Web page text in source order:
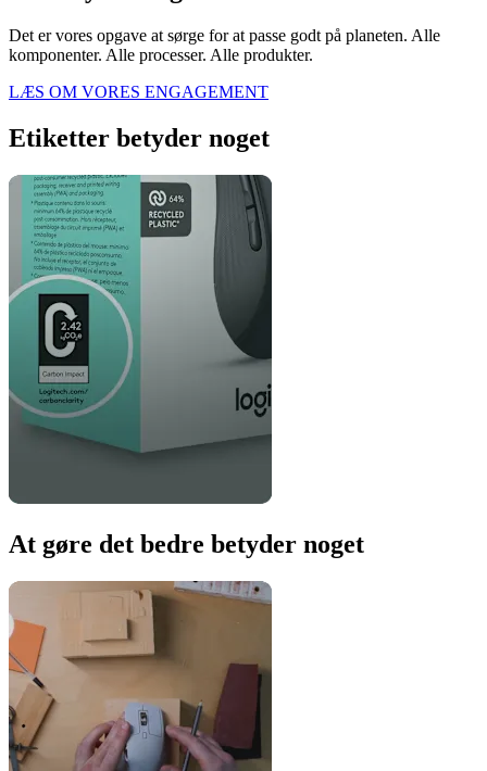
Det er vores opgave at sørge for at passe godt på planeten. Alle
komponenter. Alle processer. Alle produkter.
LÆS OM VORES ENGAGEMENT
Etiketter betyder noget
At gøre det bedre betyder noget